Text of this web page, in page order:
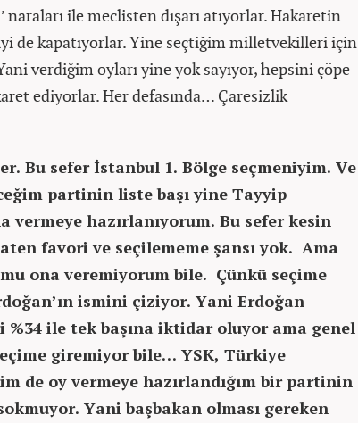
naraları ile meclisten dışarı atıyorlar. Hakaretin
de kapatıyorlar. Yine seçtiğim milletvekilleri için
verdiğim oyları yine yok sayıyor, hepsini çöpe
ediyorlar. Her defasında… Çaresizlik
Bu sefer İstanbul 1. Bölge seçmeniyim. Ve
partinin liste başı yine Tayyip
vermeye hazırlanıyorum. Bu sefer kesin
favori ve seçilememe şansı yok. Ama
ona veremiyorum bile. Çünkü seçime
ismini çiziyor. Yani Erdoğan
ile tek başına iktidar oluyor ama genel
giremiyor bile… YSK, Türkiye
de oy vermeye hazırlandığım bir partinin
Yani başbakan olması gereken